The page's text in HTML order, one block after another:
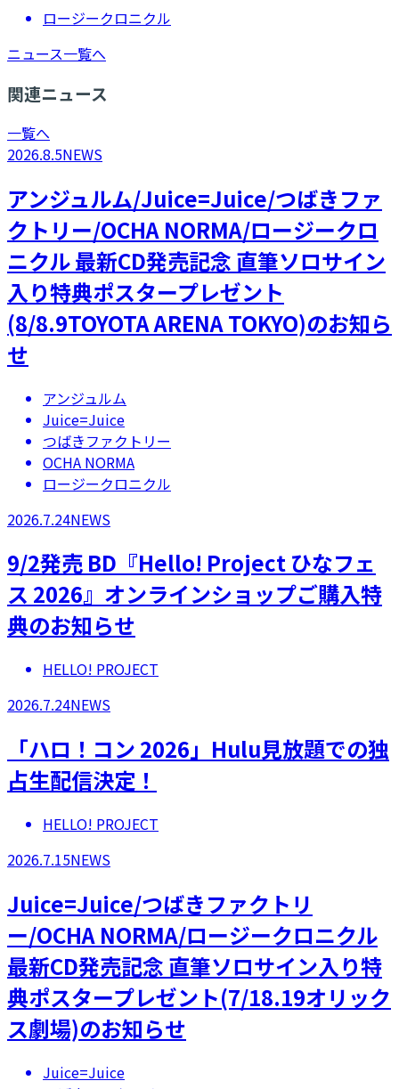
ロージークロニクル
ニュース一覧へ
関連ニュース
一覧へ
2026.8.5NEWS
アンジュルム/Juice=Juice/つばきファ
クトリー/OCHA NORMA/ロージークロ
ニクル 最新CD発売記念 直筆ソロサイン
入り特典ポスタープレゼント
(8/8.9TOYOTA ARENA TOKYO)のお知ら
せ
アンジュルム
Juice=Juice
つばきファクトリー
OCHA NORMA
ロージークロニクル
2026.7.24NEWS
9/2発売 BD『Hello! Project ひなフェ
ス 2026』オンラインショップご購入特
典のお知らせ
HELLO! PROJECT
2026.7.24NEWS
「ハロ！コン 2026」Hulu見放題での独
占生配信決定！
HELLO! PROJECT
2026.7.15NEWS
Juice=Juice/つばきファクトリ
ー/OCHA NORMA/ロージークロニクル
最新CD発売記念 直筆ソロサイン入り特
典ポスタープレゼント(7/18.19オリック
ス劇場)のお知らせ
Juice=Juice